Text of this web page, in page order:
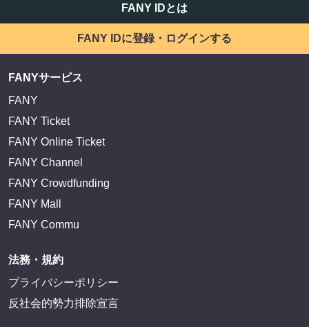
FANY IDとは
FANY IDに登録・ログインする
FANYサービス
FANY
FANY Ticket
FANY Online Ticket
FANY Channel
FANY Crowdfunding
FANY Mall
FANY Commu
法務・規約
プライバシーポリシー
反社会的勢力排除宣言